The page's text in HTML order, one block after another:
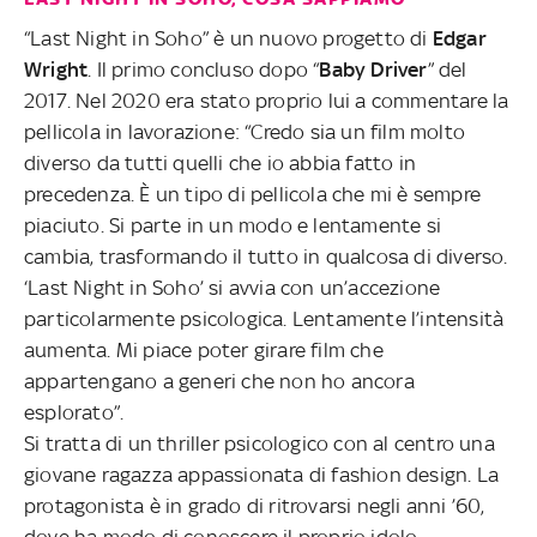
“Last Night in Soho” è un nuovo progetto di Edgar
Wright . Il primo concluso dopo “Baby Driver” del
2017. Nel 2020 era stato proprio lui a commentare la
pellicola in lavorazione: “Credo sia un film molto
diverso da tutti quelli che io abbia fatto in
precedenza. È un tipo di pellicola che mi è sempre
piaciuto. Si parte in un modo e lentamente si
cambia, trasformando il tutto in qualcosa di diverso.
‘Last Night in Soho’ si avvia con un’accezione
particolarmente psicologica. Lentamente l’intensità
aumenta. Mi piace poter girare film che
appartengano a generi che non ho ancora
esplorato”.
Si tratta di un thriller psicologico con al centro una
giovane ragazza appassionata di fashion design. La
protagonista è in grado di ritrovarsi negli anni ’60,